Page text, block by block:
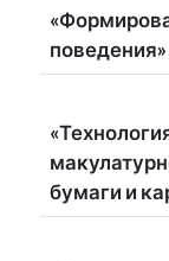
поведения»
бумаги и